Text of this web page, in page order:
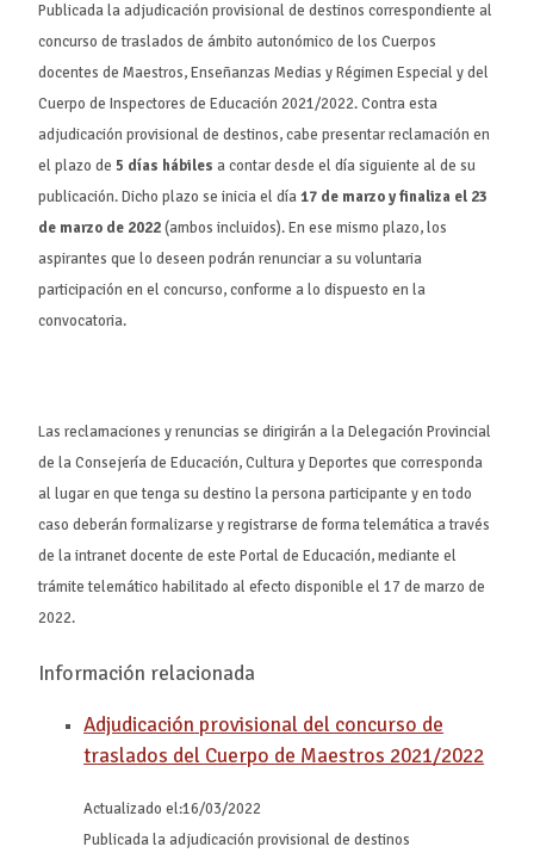
Publicada la adjudicación provisional de destinos correspondiente al
concurso de traslados de ámbito autonómico de los Cuerpos
docentes de Maestros, Enseñanzas Medias y Régimen Especial y del
Cuerpo de Inspectores de Educación 2021/2022. Contra esta
adjudicación provisional de destinos, cabe presentar reclamación en
el plazo de 5 días hábiles a contar desde el día siguiente al de su
publicación. Dicho plazo se inicia el día17 de marzo y finaliza el 23
de marzo de 2022(ambos incluidos). En ese mismo plazo, los
aspirantes que lo deseen podrán renunciar a su voluntaria
participación en el concurso, conforme a lo dispuesto en la
convocatoria.
Las reclamaciones y renuncias se dirigirán a la Delegación Provincial
de la Consejería de Educación, Cultura y Deportes que corresponda
al lugar en que tenga su destino la persona participante y en todo
caso deberán formalizarse y registrarse de forma telemática a través
de la intranet docente de este Portal de Educación, mediante el
trámite telemático habilitado al efecto disponible el 17 de marzo de
2022.
Información relacionada
Adjudicación provisional del concurso de
traslados del Cuerpo de Maestros 2021/2022
Actualizado el:16/03/2022
Publicada la adjudicación provisional de destinos